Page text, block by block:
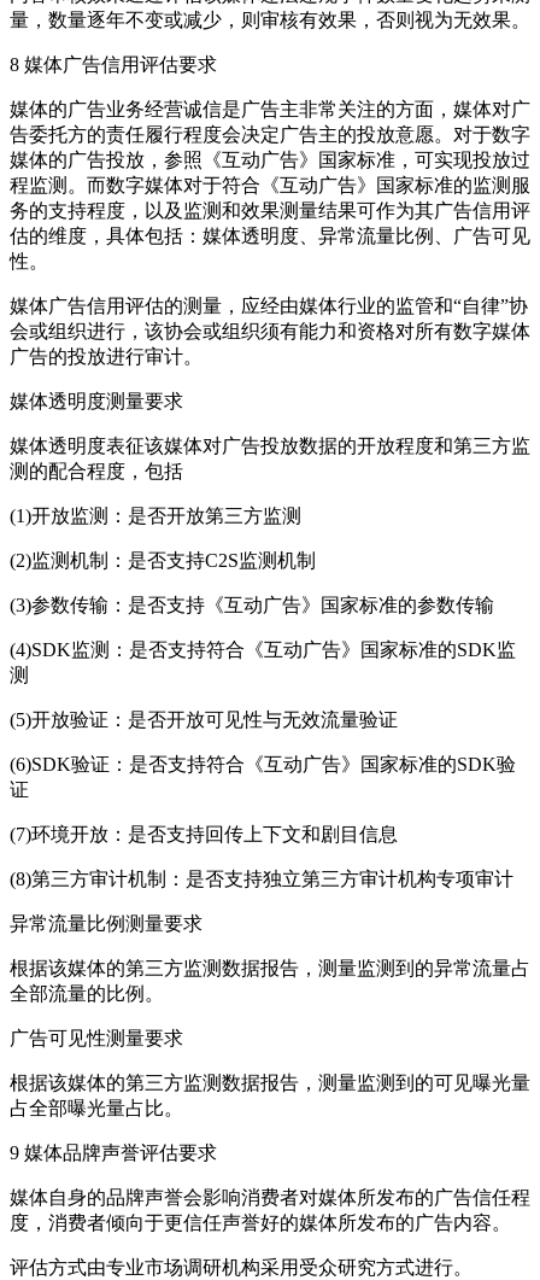
量，数量逐年不变或减少，则审核有效果，否则视为无效果。
8 媒体广告信用评估要求
媒体的广告业务经营诚信是广告主非常关注的方面，媒体对广
告委托方的责任履行程度会决定广告主的投放意愿。对于数字
媒体的广告投放，参照《互动广告》国家标准，可实现投放过
程监测。而数字媒体对于符合《互动广告》国家标准的监测服
务的支持程度，以及监测和效果测量结果可作为其广告信用评
估的维度，具体包括：媒体透明度、异常流量比例、广告可见
性。
媒体广告信用评估的测量，应经由媒体行业的监管和“自律”协
会或组织进行，该协会或组织须有能力和资格对所有数字媒体
广告的投放进行审计。
媒体透明度测量要求
媒体透明度表征该媒体对广告投放数据的开放程度和第三方监
测的配合程度，包括
(1)开放监测：是否开放第三方监测
(2)监测机制：是否支持C2S监测机制
(3)参数传输：是否支持《互动广告》国家标准的参数传输
(4)SDK监测：是否支持符合《互动广告》国家标准的SDK监
测
(5)开放验证：是否开放可见性与无效流量验证
(6)SDK验证：是否支持符合《互动广告》国家标准的SDK验
证
(7)环境开放：是否支持回传上下文和剧目信息
(8)第三方审计机制：是否支持独立第三方审计机构专项审计
异常流量比例测量要求
根据该媒体的第三方监测数据报告，测量监测到的异常流量占
全部流量的比例。
广告可见性测量要求
根据该媒体的第三方监测数据报告，测量监测到的可见曝光量
占全部曝光量占比。
9 媒体品牌声誉评估要求
媒体自身的品牌声誉会影响消费者对媒体所发布的广告信任程
度，消费者倾向于更信任声誉好的媒体所发布的广告内容。
评估方式由专业市场调研机构采用受众研究方式进行。